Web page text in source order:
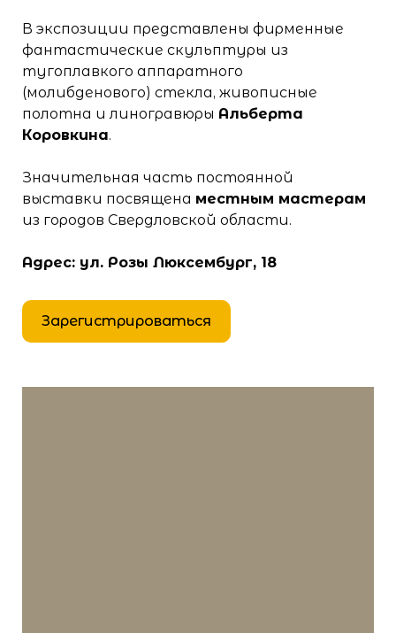
В экспозиции представлены фирменные
фантастические скульптуры из
тугоплавкого аппаратного
(молибденового) стекла, живописные
полотна и линогравюры Альберта
Коровкина.
Значительная часть постоянной
выставки посвящена местным мастерам
из городов Свердловской области.
Адрес: ул. Розы Люксембург, 18
Зарегистрироваться